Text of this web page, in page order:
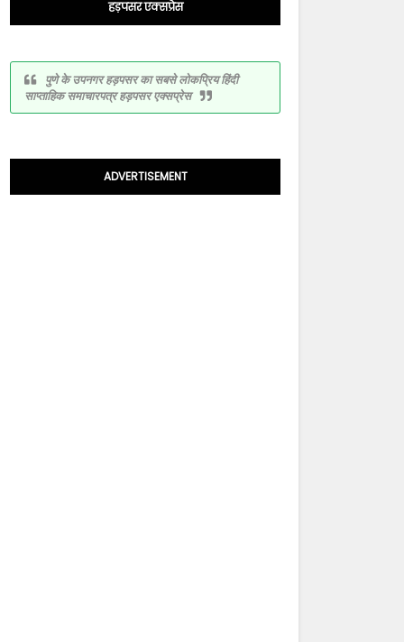
हड़पसर एक्सप्रेस
पुणे के उपनगर हड़पसर का सबसे लोकप्रिय हिंदी
साप्ताहिक समाचारपत्र हड़पसर एक्सप्रेस
ADVERTISEMENT